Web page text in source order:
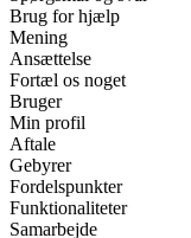
Brug for hjælp
Mening
Ansættelse
Fortæl os noget
Bruger
Min profil
Aftale
Gebyrer
Fordelspunkter
Funktionaliteter
Samarbejde